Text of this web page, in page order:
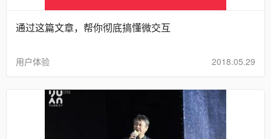
通过这篇文章，帮你彻底搞懂微交互
用户体验 2018.05.29